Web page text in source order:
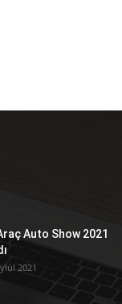
Auto Show 2021
2021